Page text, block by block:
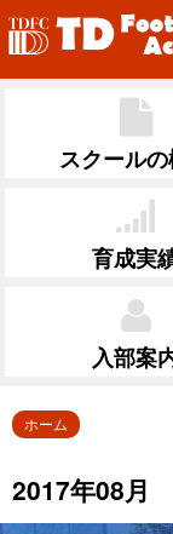
スクール
育成実
入部案
ホーム
2017年08月